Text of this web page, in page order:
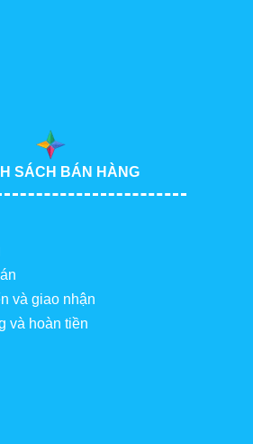
SÁCH BÁN HÀNG
và giao nhận
và hoàn tiền